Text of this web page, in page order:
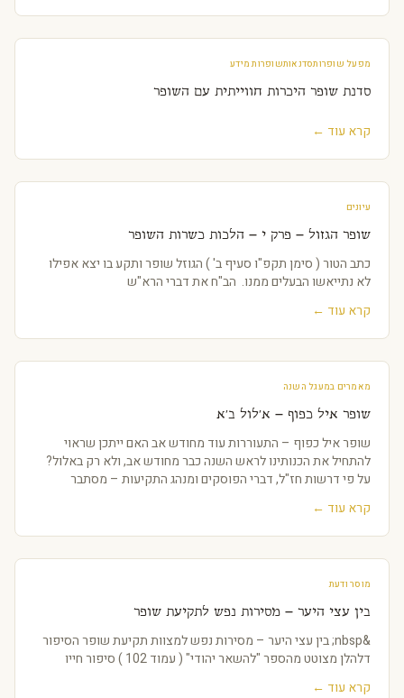
מפעל שופרותסדנאותשופרות מידע
סדנת שופר היכרות חווייתית עם השופר
קרא עוד ←
עיונים
שופר הגזול – פרק י – הלכות כשרות השופר
כתב הטור ( סימן תקפ"ו סעיף ב' ) הגוזל שופר ותקע בו יצא אפילו
לא נתייאשו הבעלים ממנו. הב"ח את דברי הרא"ש
קרא עוד ←
מאמרים במעגל השנה
שופר איל כפוף – א'לול ב'א
שופר איל כפוף – התעוררות עוד מחודש אב האם ייתכן שראוי
להתחיל את הכנותינו לראש השנה כבר מחודש אב, ולא רק באלול?
על פי דרשות חז"ל, דברי הפוסקים ומנהג התקיעות – מסתבר
קרא עוד ←
מוסר ודעת
בין עצי היער – מסירות נפש לתקיעת שופר
&nbsp; בין עצי היער – מסירות נפש למצוות תקיעת שופר הסיפור
דלהלן מצוטט מהספר "להשאר יהודי" ( עמוד 102 ) סיפור חייו
קרא עוד ←